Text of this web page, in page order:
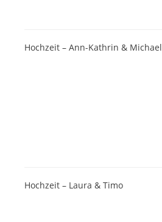
Hochzeit – Ann-Kathrin & Michael
Hochzeit – Laura & Timo